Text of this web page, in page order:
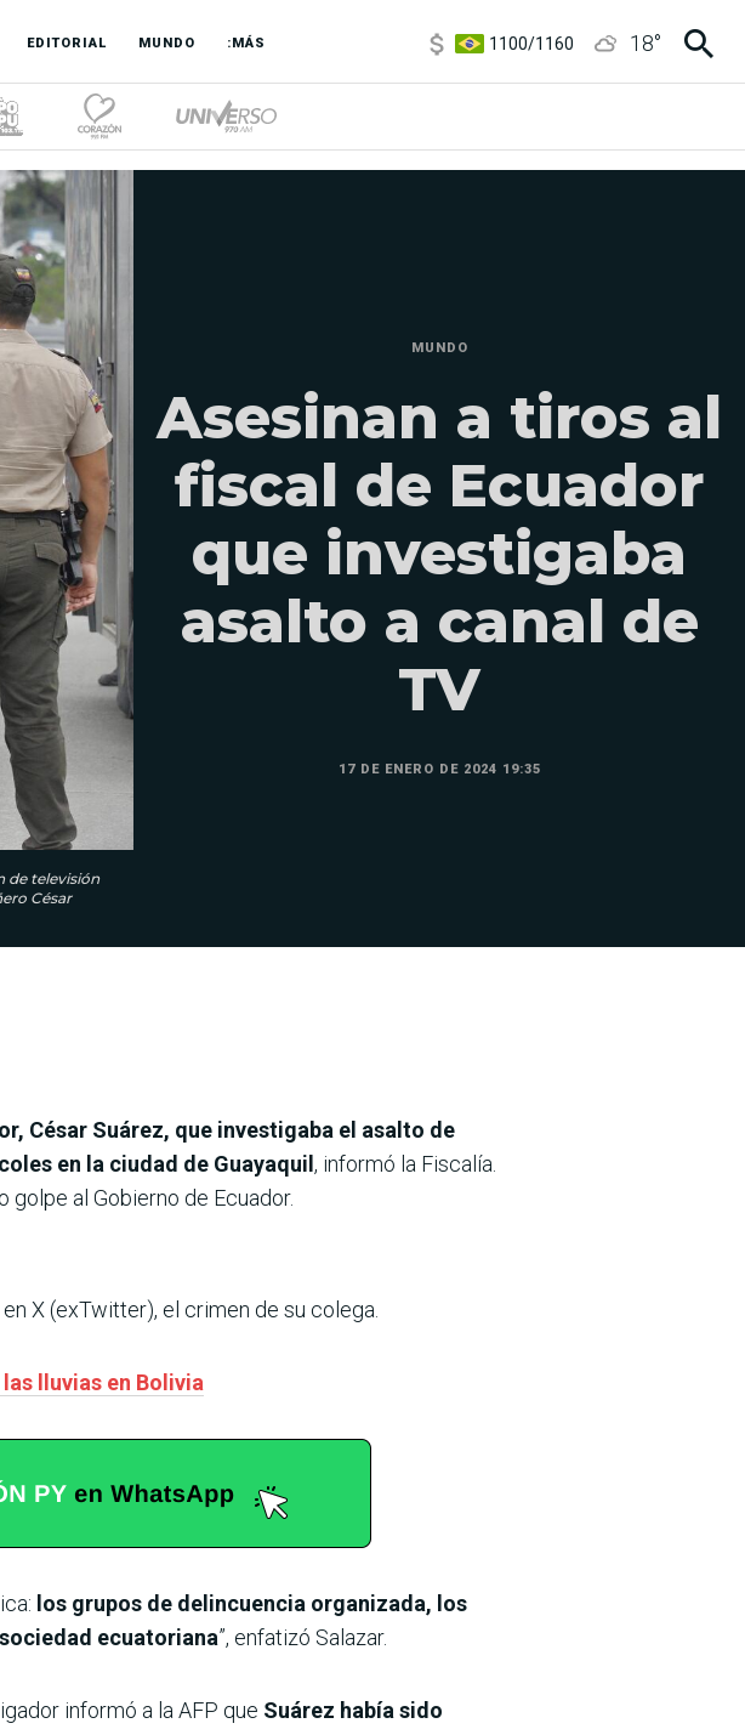
EDITORIAL MUNDO :MÁS
3,8/4
6850/7200
18°
de televisión
César
MUNDO
Asesinan a tiros al
fiscal de Ecuador
que investigaba
asalto a canal de
TV
17 DE ENERO DE 2024 19:35
César Suárez, que investigaba el asalto de
en la ciudad de Guayaquil, informó la Fiscalía.
al Gobierno de Ecuador.
X (exTwitter), el crimen de su colega.
lluvias en Bolivia
los grupos de delincuencia organizada, los
ecuatoriana”, enfatizó Salazar.
informó a la AFP que Suárez había sido